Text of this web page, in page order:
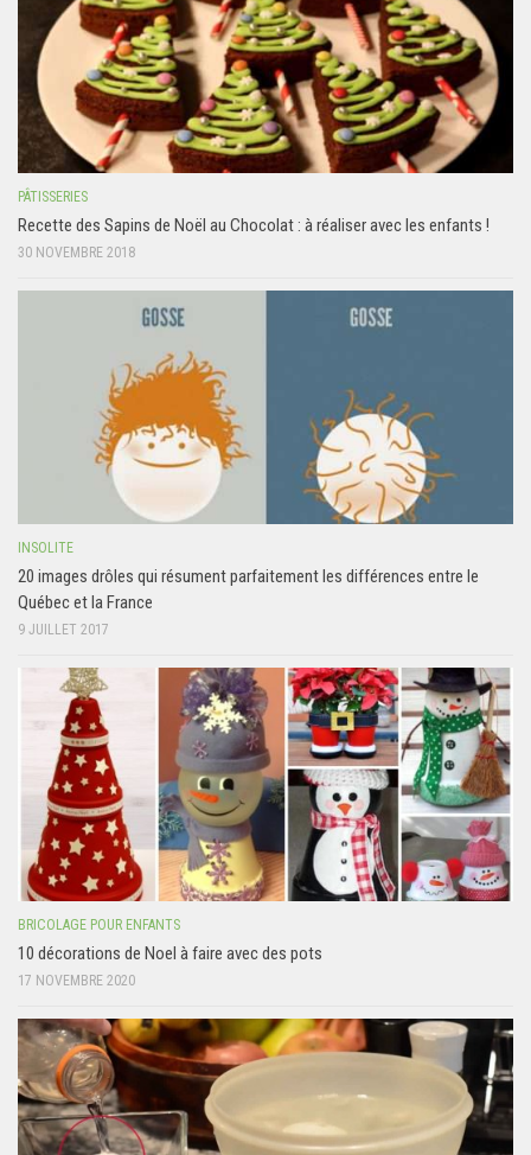
PÂTISSERIES
Recette des Sapins de Noël au Chocolat : à réaliser avec les enfants !
30 NOVEMBRE 2018
INSOLITE
20 images drôles qui résument parfaitement les différences entre le
Québec et la France
9 JUILLET 2017
BRICOLAGE POUR ENFANTS
10 décorations de Noel à faire avec des pots
17 NOVEMBRE 2020